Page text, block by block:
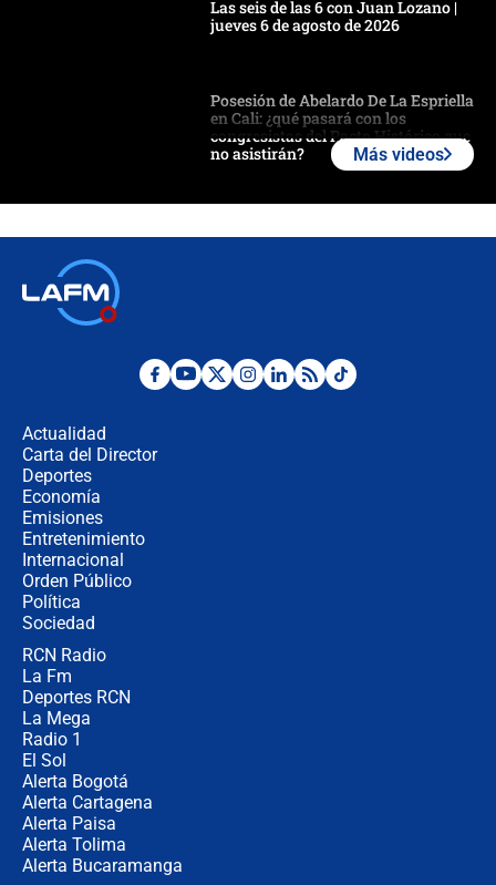
Las seis de las 6 con Juan Lozano |
jueves 6 de agosto de 2026
Posesión de Abelardo De La Espriella
en Cali: ¿qué pasará con los
congresistas del Pacto Histórico que
no asistirán?
¿Por qué De la Espriella gobernará
Más videos
Actualidad
Carta del Director
Deportes
Economía
Emisiones
Entretenimiento
Internacional
Orden Público
Política
Sociedad
RCN Radio
La Fm
Deportes RCN
La Mega
Radio 1
El Sol
Alerta Bogotá
Alerta Cartagena
Alerta Paisa
Alerta Tolima
Alerta Bucaramanga